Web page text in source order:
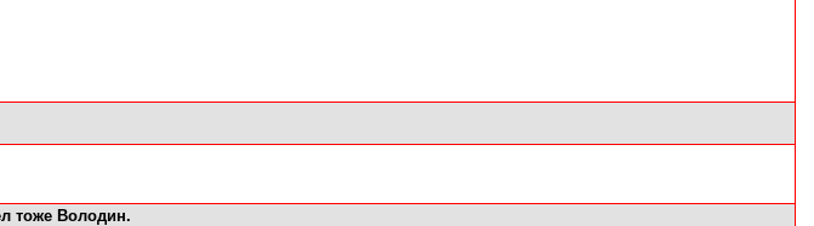
тоже Володин.